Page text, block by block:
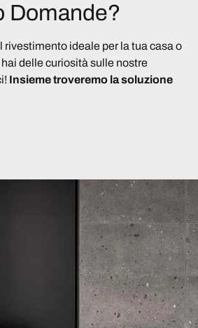
Domande?
rivestimento ideale per la tua casa o
delle curiosità sulle nostre
Insieme troveremo la soluzione